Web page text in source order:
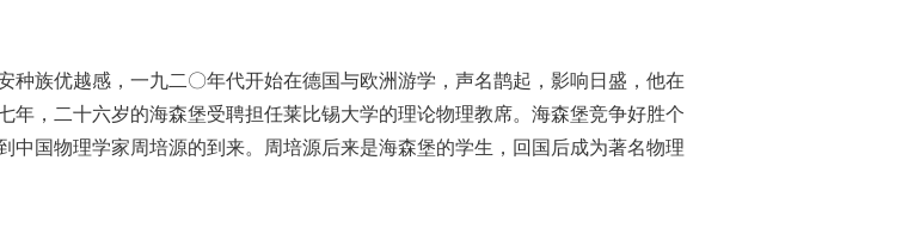
种族优越感，一九二〇年代开始在德国与欧洲游学，声名鹊起，影响日盛，他在
年，二十六岁的海森堡受聘担任莱比锡大学的理论物理教席。海森堡竞争好胜个
中国物理学家周培源的到来。周培源后来是海森堡的学生，回国后成为著名物理